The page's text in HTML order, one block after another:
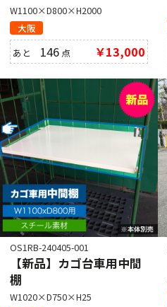
W1100×D800×H2000
大阪
あと 146 点 ￥13,000
OS1RB-240405-001
【新品】カゴ台車用中間
棚
W1020×D750×H25